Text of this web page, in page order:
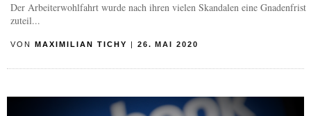
Der Arbeiterwohlfahrt wurde nach ihren vielen Skandalen eine Gnadenfrist
zuteil...
VON MAXIMILIAN TICHY 26. MAI 2020